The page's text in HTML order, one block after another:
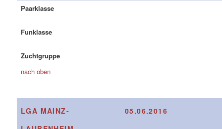
Paarklasse
Funklasse
Zuchtgruppe
nach oben
LGA MAINZ-
05.06.2016